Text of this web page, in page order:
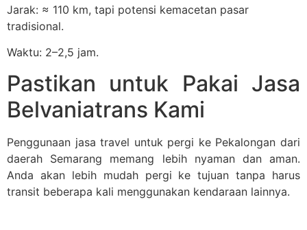
Jarak: ≈ 110 km, tapi potensi kemacetan pasar
tradisional.
Waktu: 2–2,5 jam.
Pastikan untuk Pakai Jasa
Belvaniatrans Kami
Penggunaan jasa travel untuk pergi ke Pekalongan dari
daerah Semarang memang lebih nyaman dan aman.
Anda akan lebih mudah pergi ke tujuan tanpa harus
transit beberapa kali menggunakan kendaraan lainnya.